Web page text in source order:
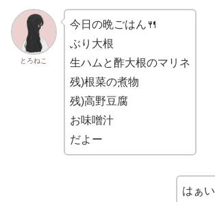
とろねこ
今日の晩ごはん🍴
ぶり大根
生ハムと酢大根のマリネ
残)根菜の煮物
残)高野豆腐
お味噌汁
だよー
はぁい